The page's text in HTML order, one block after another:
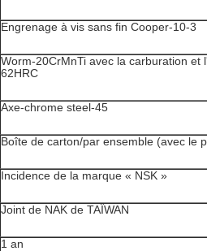
Engrenage à vis sans fin Cooper-10-3
Worm-20CrMnTi avec la carburation
62HRC
Axe-chrome steel-45
Boîte de carton/par ensemble (avec le
Incidence de la marque « NSK »
Joint de NAK de TAÏWAN
1 an